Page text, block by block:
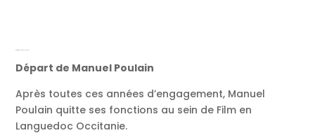
Départ de Manuel Poulain
Après toutes ces années d’engagement, Manuel
Poulain quitte ses fonctions au sein de Film en
Languedoc Occitanie.